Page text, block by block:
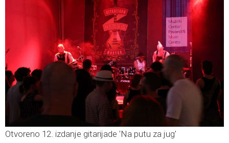
Otvoreno 12. izdanje gitarijade 'Na putu za jug'